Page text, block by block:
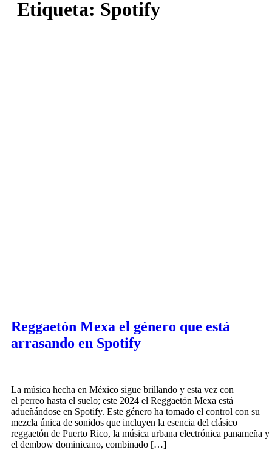
Etiqueta: Spotify
Reggaetón Mexa el género que está
arrasando en Spotify
La música hecha en México sigue brillando y esta vez con
el perreo hasta el suelo; este 2024 el Reggaetón Mexa está
adueñándose en Spotify. Este género ha tomado el control con su
mezcla única de sonidos que incluyen la esencia del clásico
reggaetón de Puerto Rico, la música urbana electrónica panameña y
el dembow dominicano, combinado […]